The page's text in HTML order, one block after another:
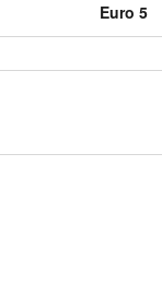
Euro 5